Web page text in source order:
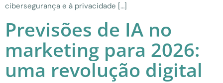
cibersegurança e à privacidade […]
Previsões de IA no
marketing para 2026:
uma revolução digital